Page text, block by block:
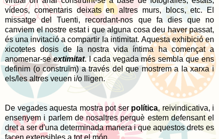
vídeos, comentaris deixats en altres murs, blocs, etc. El
missatge del Tuenti, recordant-nos que fa dies que no
canviem el nostre estat i que alguna cosa deu haver passat,
és una invitació a compartir la intimitat. Aquesta exhibició en
xicotetes dosis de la nostra vida íntima ha començat a
anomenar-seextimitat. I cada vegada més sembla que ens
definim (o construïm) a través del que mostrem a la xarxa i
els/les altres veuen i/o lligen.
De vegades aquesta mostra pot ser política, reivindicativa, i
ensenyem i parlem de nosaltres perquè estem defensant el
dret a ser d'una determinada manera i que aquestos drets es
facen extensibles a tot el món.